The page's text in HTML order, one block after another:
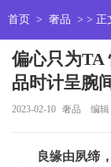
首页 > 奢品 > > 正
偏心只为TA
品时计呈腕
2023-02-10 奢品 编辑
良缘由夙缔，